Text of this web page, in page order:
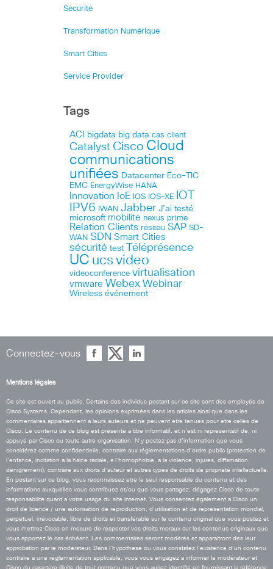
Sécurité
Transformation Numérique
Smart Cities
Service Provider
Tags
ACI bigdata big data cas client
Catalyst Cisco Cloud
communications
unifiées Datacenter Eco-TIC
EMC EnergyWise HANA
Innovation IoE IOS IOS-XE IOT
IPV6 IWAN Jabber J’ai testé
microsoft mobilite nexus prime
Relation Clients réseau SAP SD-
WAN SDN Smart Cities
sécurité test Téléprésence
UC ucs video
videoconference virtualisation
vmware Webex Webinar
Wireless événement
Connectez-vous
Mentions légales
Ce site est ouvert au public. Certains des individus postant sur ce site sont des employés de
Cisco Systems. Cependant, les opinions exprimées dans les articles ainsi que dans les
commentaires appartiennent a leurs auteurs et ne peuvent etre tenues pour etre celles de
Cisco. Le contenu de ce blog est présenté a titre informatif, et n’est ni représentatif de, ni
appuyé par Cisco ou toute autre organisation. N’y postez pas d’information que vous
considérez comme confidentielle, contraire aux réglementations d’ordre public (protection de
l’enfance, incitation a la haine raciale, a l’homophobie, a la violence, injures, diffamation,
dénigrement), contraire aux droits d’auteur et autres types de droits de propriété intellectuelle.
En postant sur ce blog, vous reconnaissez etre le seul responsable du contenu et des
informations auxquelles vous contribuez et/ou que vous partagez, dégagez Cisco de toute
responsabilité quant a votre usage du site internet. Vous consentez également a Cisco un
droit de licence / une autorisation de reproduction, d’utilisation et de représentation mondial,
perpétuel, irrévocable, libre de droits et transférable sur le contenu original que vous postez et
vous mettrez Cisco en mesure de respecter vos droits moraux sur les contenus originaux que
vous apportez le cas échéant. Les commentaires seront modérés et apparaitront des leur
approbation par le modérateur. Dans l’hypothese ou vous constatez l’existence d’un contenu
contraire a une réglementation applicable, vous vous engagez a informer le modérateur et